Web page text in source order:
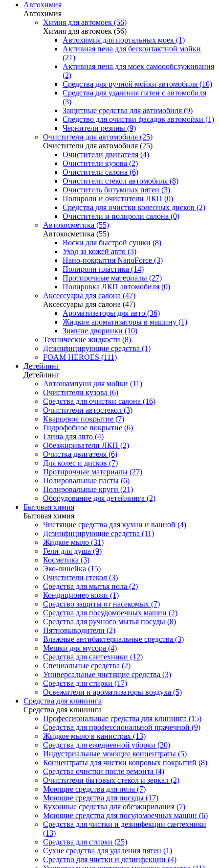
Автохимия
Автохимия
Химия для автомоек (56)
Химия для автомоек (56)
Автохимия для портальных моек (1)
Активная пена для бесконтактной мойки
(21)
Активная пена для моек самоообслуживания
(2)
Средства для ручной мойки автомобиля (10)
Средства для удаления пятен с автомобиля
(3)
Защитные средства для автомобиля (9)
Средство для очистки фасадов автомойки (1)
Чернители резины (9)
Очистители для автомобиля (25)
Очистители для автомобиля (25)
Очистители двигателя (4)
Очистители кузова (2)
Очистители салона (6)
Очистители стекол автомобиля (8)
Очиститель битумных пятен (3)
Полироли и очистители ЛКП (0)
Средства для очистки колесных дисков (2)
Очистители и полироли салона (0)
Автокосметика (55)
Автокосметика (55)
Воски для быстрой сушки (8)
Уход за кожей авто (3)
Нано-покрытия NanoForce (3)
Полироли пластика (14)
Протирочные материалы (27)
Полировка ЛКП автомобиля (0)
Аксессуары для салона (47)
Аксессуары для салона (47)
Ароматизаторы для авто (36)
Жидкие ароматизаторы в машину (1)
Зимние дворники (10)
Технические жидкости (8)
Дезинфицирующие средства (1)
FOAM HEROES (111)
Детейлинг
Детейлинг
Автошампуни для мойки (11)
Очистители кузова (6)
Средства для очистки салона (16)
Очистители автостекол (3)
Кварцевое покрытие (7)
Гидрофобное покрытие (6)
Глина для авто (4)
Обезжириватели ЛКП (2)
Очистка двигателя (6)
Для колес и дисков (7)
Протирочные материалы (27)
Полировальные пасты (6)
Полировальные круги (21)
Оборудование для детейлинга (2)
Бытовая химия
Бытовая химия
Чистящие средства для кухни и ванной (4)
Дезинфицирующие средства (11)
Жидкое мыло (31)
Гели для душа (9)
Косметика (3)
Эко-линейка (15)
Очистители стекол (3)
Средства для мытья пола (2)
Кондиционер кожи (1)
Средство защиты от насекомых (7)
Средства для посудомоечных машин (2)
Средства для ручного мытья посуды (8)
Пятновыводители (2)
Влажные антибактериальные средства (3)
Мешки для мусора (4)
Средства для сантехники (12)
Специальные средства (2)
Универсальные чистящие средства (3)
Средства для стирки (17)
Освежители и ароматизаторы воздуха (5)
Средства для клининга
Средства для клининга
Профессиональные средства для клининга (15)
Средства для профессиональной прачечной (9)
Жидкое мыло в канистрах (13)
Средства для ежедневной уборки (20)
Индустриальные моющие концентраты (5)
Концентраты для чистки ковровых покрытий (8)
Средства очистки после ремонта (4)
Очистители бытовых стекол и зеркал (2)
Моющие средства для пола (7)
Моющие средства для посуды (17)
Кухонные средства для обезжиривания (7)
Моющие средства для посудомоечных машин (6)
Средства для чистки и дезинфекции сантехники
(13)
Средства для стирки (25)
Сухие средства для удаления пятен (1)
Средство для чистки и дезинфекции (4)